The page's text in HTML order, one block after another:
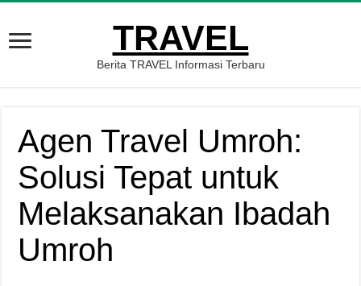
TRAVEL
Berita TRAVEL Informasi Terbaru
Agen Travel Umroh:
Solusi Tepat untuk
Melaksanakan Ibadah
Umroh